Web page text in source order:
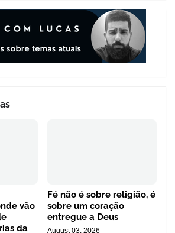
vão
da
Fé não é sobre religião, é
sobre um coração
entregue a Deus
August 03, 2026